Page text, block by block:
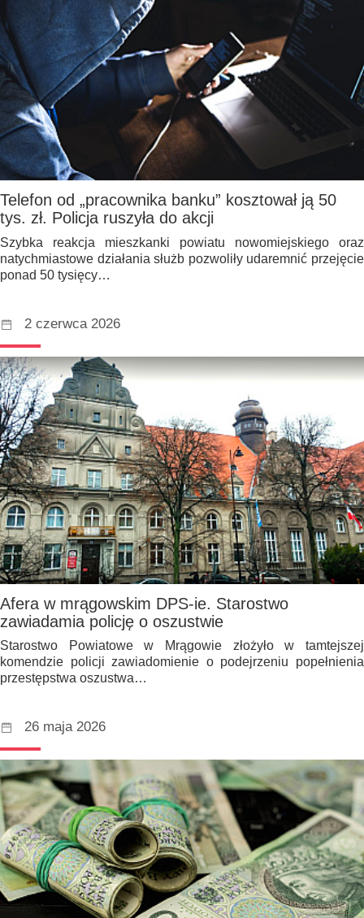
Telefon od „pracownika banku” kosztował ją 50
tys. zł. Policja ruszyła do akcji
Szybka reakcja mieszkanki powiatu nowomiejskiego oraz
natychmiastowe działania służb pozwoliły udaremnić przejęcie
ponad 50 tysięcy…
2 czerwca 2026
Afera w mrągowskim DPS-ie. Starostwo
zawiadamia policję o oszustwie
Starostwo Powiatowe w Mrągowie złożyło w tamtejszej
komendzie policji zawiadomienie o podejrzeniu popełnienia
przestępstwa oszustwa…
26 maja 2026